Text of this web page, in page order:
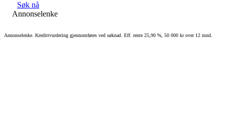
Søk nå
Annonselenke
Annonselenke. Kredittvurdering gjennomføres ved søknad. Eff. rente 25,90 %, 50 000 kr over 12 mnd.